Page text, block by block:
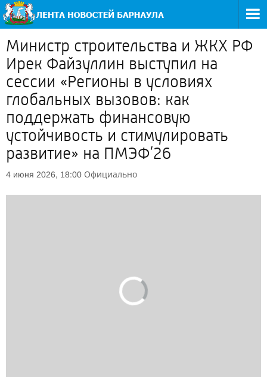
Министр строительства и ЖКХ РФ
Ирек Файзуллин выступил на
сессии «Регионы в условиях
глобальных вызовов: как
поддержать финансовую
устойчивость и стимулировать
развитие» на ПМЭФ’26
4 июня 2026, 18:00 Официально